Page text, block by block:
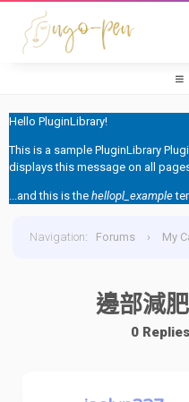
Hello PluginLibrary!
This is a sample PluginLibrary
displays this message on all
...and this is the hellopl_example
Navigation: Forums › My
邊部減
0